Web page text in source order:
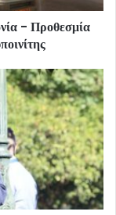
- Προθεσμία